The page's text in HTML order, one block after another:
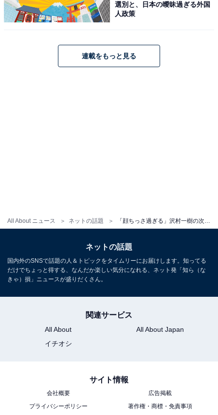
All About ニュース ネットの話題
選別と、日本の曖昧過ぎる外国
人政策
連載をもっと見る
ネットの話題
国内外のSNSで話題の人＆トピックをタイムリーにお届けします。知ってる
だけでちょっと得する、なんだか楽しい気分になれる、ネット発「知ら（な
きゃ）損」ニュースが盛りだくさん。
関連サービス
All About
All About Japan
イチオシ
サイト情報
会社概要
広告掲載
プライバシーポリシー
著作権・商標・免責事項